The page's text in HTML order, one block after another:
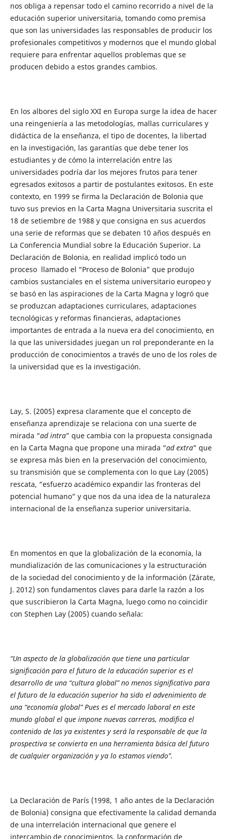
nos obliga a repensar todo el camino recorrido a nivel de la
educación superior universitaria, tomando como premisa
que son las universidades las responsables de producir los
profesionales competitivos y modernos que el mundo global
requiere para enfrentar aquellos problemas que se
producen debido a estos grandes cambios.
En los albores del siglo XXI en Europa surge la idea de hacer
una reingeniería a las metodologías, mallas curriculares y
didáctica de la enseñanza, el tipo de docentes, la libertad
en la investigación, las garantías que debe tener los
estudiantes y de cómo la interrelación entre las
universidades podría dar los mejores frutos para tener
egresados exitosos a partir de postulantes exitosos. En este
contexto, en 1999 se firma la Declaración de Bolonia que
tuvo sus previos en la Carta Magna Universitaria suscrita el
18 de setiembre de 1988 y que consigna en sus acuerdos
una serie de reformas que se debaten 10 años después en
La Conferencia Mundial sobre la Educación Superior. La
Declaración de Bolonia, en realidad implicó todo un
proceso llamado el “Proceso de Bolonia” que produjo
cambios sustanciales en el sistema universitario europeo y
se basó en las aspiraciones de la Carta Magna y logró que
se produzcan adaptaciones curriculares, adaptaciones
tecnológicas y reformas financieras, adaptaciones
importantes de entrada a la nueva era del conocimiento, en
la que las universidades juegan un rol preponderante en la
producción de conocimientos a través de uno de los roles de
la universidad que es la investigación.
Lay, S. (2005) expresa claramente que el concepto de
enseñanza aprendizaje se relaciona con una suerte de
mirada “ad intra” que cambia con la propuesta consignada
en la Carta Magna que propone una mirada “ad extra” que
se expresa más bien en la preservación del conocimiento,
su transmisión que se complementa con lo que Lay (2005)
rescata, “esfuerzo académico expandir las fronteras del
potencial humano” y que nos da una idea de la naturaleza
internacional de la enseñanza superior universitaria.
En momentos en que la globalización de la economía, la
mundialización de las comunicaciones y la estructuración
de la sociedad del conocimiento y de la información (Zárate,
J. 2012) son fundamentos claves para darle la razón a los
que suscribieron la Carta Magna, luego como no coincidir
con Stephen Lay (2005) cuando señala:
“Un aspecto de la globalización que tiene una particular
significación para el futuro de la educación superior es el
desarrollo de una “cultura global” no menos significativo para
el futuro de la educación superior ha sido el advenimiento de
una “economía global” Pues es el mercado laboral en este
mundo global el que impone nuevas carreras, modifica el
contenido de las ya existentes y será la responsable de que la
prospectiva se convierta en una herramienta básica del futuro
de cualquier organización y ya lo estamos viendo”.
La Declaración de París (1998, 1 año antes de la Declaración
de Bolonia) consigna que efectivamente la calidad demanda
de una interrelación internacional que genere el
intercambio de conocimientos, la conformación de